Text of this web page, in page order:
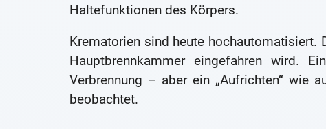
Haltefunktionen des Körpers.
Krematorien sind heute hochautomatisiert.
Hauptbrennkammer eingefahren wird.
Verbrennung – aber ein „Aufrichten“ wie
beobachtet.